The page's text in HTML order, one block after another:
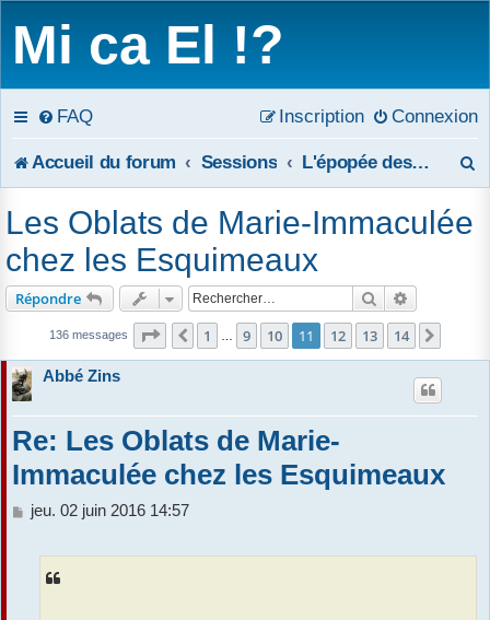
Mi ca El !?
FAQ Connexion
Inscription
Accueil du forum Sessions L'épopée des oblats de Marie et des soeurs grises au Canada
r
Les Oblats de Marie-Immaculée
chez les Esquimeaux
Répondre Rechercher
136 messages Page 11 sur 14
Précédent
1 9 10 11 12 13 14
Abbé Zins
Re: Les Oblats de Marie-
Immaculée chez les Esquimeaux
M
jeu. 02 juin 2016 14:57